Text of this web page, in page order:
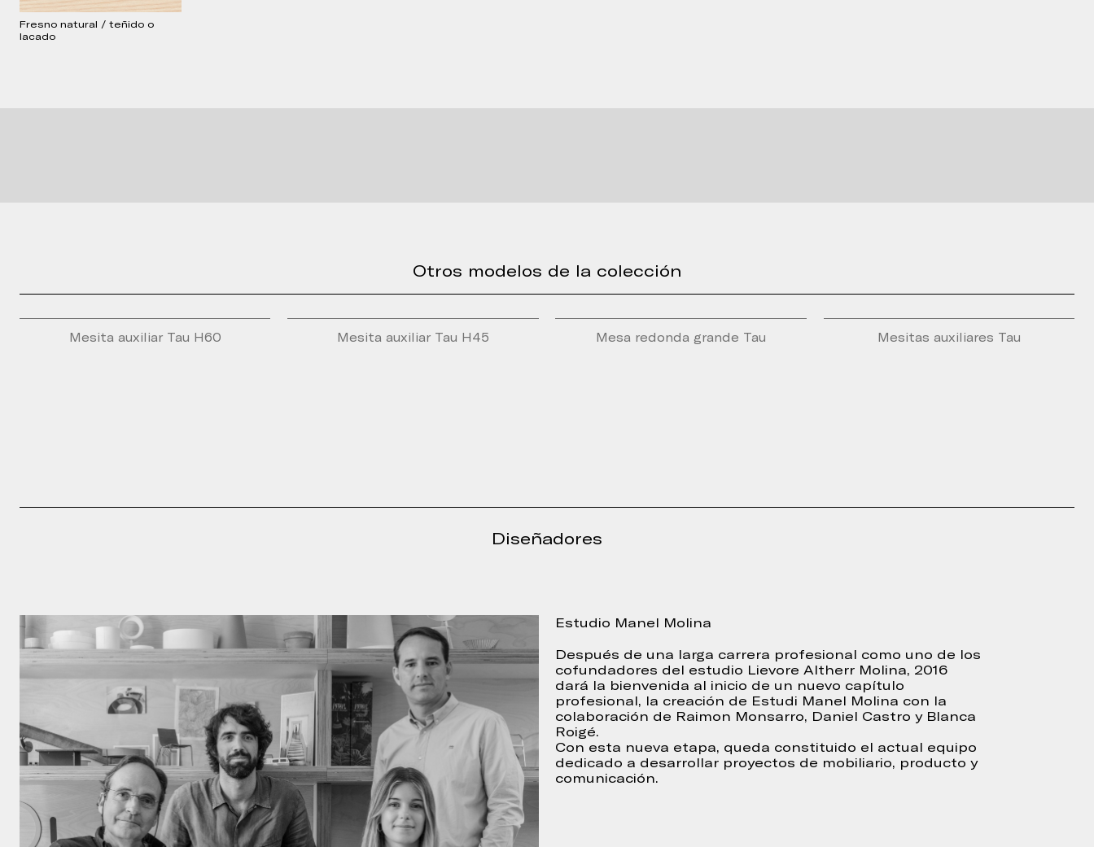
Fresno natural / teñido o
lacado
Otros modelos de la colección
Mesita auxiliar Tau H60 Mesita auxiliar Tau H45 Mesa redonda grande Tau Mesitas auxiliares Tau
Diseñadores
Estudio Manel Molina
Después de una larga carrera profesional como uno de los
cofundadores del estudio Lievore Altherr Molina, 2016
dará la bienvenida al inicio de un nuevo capítulo
profesional, la creación de Estudi Manel Molina con la
colaboración de Raimon Monsarro, Daniel Castro y Blanca
Roigé.
Con esta nueva etapa, queda constituido el actual equipo
dedicado a desarrollar proyectos de mobiliario, producto y
comunicación.
Por favor, rellena el siguiente formulario
Haz click aquí para
Continuar